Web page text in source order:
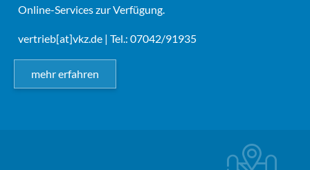
Online-Services zur Verfügung.
vertrieb[at]vkz.de | Tel.: 07042/91935
mehr erfahren